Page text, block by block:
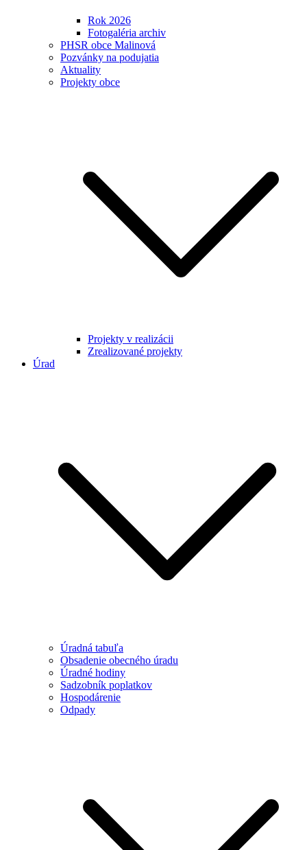
Rok 2026
Fotogaléria archiv
PHSR obce Malinová
Pozvánky na podujatia
Aktuality
Projekty obce
Projekty v realizácii
Zrealizované projekty
Úrad
Úradná tabuľa
Obsadenie obecného úradu
Úradné hodiny
Sadzobník poplatkov
Hospodárenie
Odpady